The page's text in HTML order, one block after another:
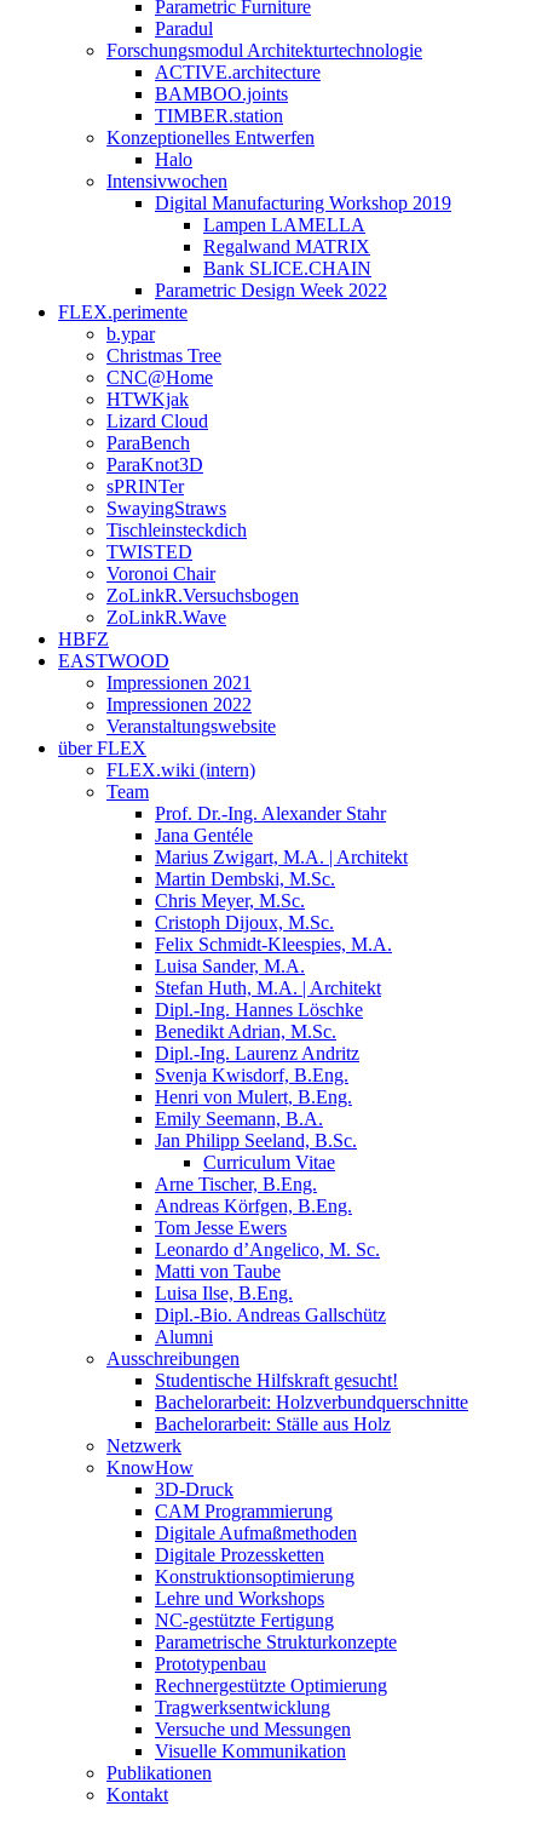
Parametric Furniture
Paradul
Forschungsmodul Architekturtechnologie
ACTIVE.architecture
BAMBOO.joints
TIMBER.station
Konzeptionelles Entwerfen
Halo
Intensivwochen
Digital Manufacturing Workshop 2019
Lampen LAMELLA
Regalwand MATRIX
Bank SLICE.CHAIN
Parametric Design Week 2022
FLEX.perimente
b.ypar
Christmas Tree
CNC@Home
HTWKjak
Lizard Cloud
ParaBench
ParaKnot3D
sPRINTer
SwayingStraws
Tischleinsteckdich
TWISTED
Voronoi Chair
ZoLinkR.Versuchsbogen
ZoLinkR.Wave
HBFZ
EASTWOOD
Impressionen 2021
Impressionen 2022
Veranstaltungswebsite
über FLEX
FLEX.wiki (intern)
Team
Prof. Dr.-Ing. Alexander Stahr
Jana Gentéle
Marius Zwigart, M.A. | Architekt
Martin Dembski, M.Sc.
Chris Meyer, M.Sc.
Cristoph Dijoux, M.Sc.
Felix Schmidt-Kleespies, M.A.
Luisa Sander, M.A.
Stefan Huth, M.A. | Architekt
Dipl.-Ing. Hannes Löschke
Benedikt Adrian, M.Sc.
Dipl.-Ing. Laurenz Andritz
Svenja Kwisdorf, B.Eng.
Henri von Mulert, B.Eng.
Emily Seemann, B.A.
Jan Philipp Seeland, B.Sc.
Curriculum Vitae
Arne Tischer, B.Eng.
Andreas Körfgen, B.Eng.
Tom Jesse Ewers
Leonardo d’Angelico, M. Sc.
Matti von Taube
Luisa Ilse, B.Eng.
Dipl.-Bio. Andreas Gallschütz
Alumni
Ausschreibungen
Studentische Hilfskraft gesucht!
Bachelorarbeit: Holzverbundquerschnitte
Bachelorarbeit: Ställe aus Holz
Netzwerk
KnowHow
3D-Druck
CAM Programmierung
Digitale Aufmaßmethoden
Digitale Prozessketten
Konstruktionsoptimierung
Lehre und Workshops
NC-gestützte Fertigung
Parametrische Strukturkonzepte
Prototypenbau
Rechnergestützte Optimierung
Tragwerksentwicklung
Versuche und Messungen
Visuelle Kommunikation
Publikationen
Kontakt